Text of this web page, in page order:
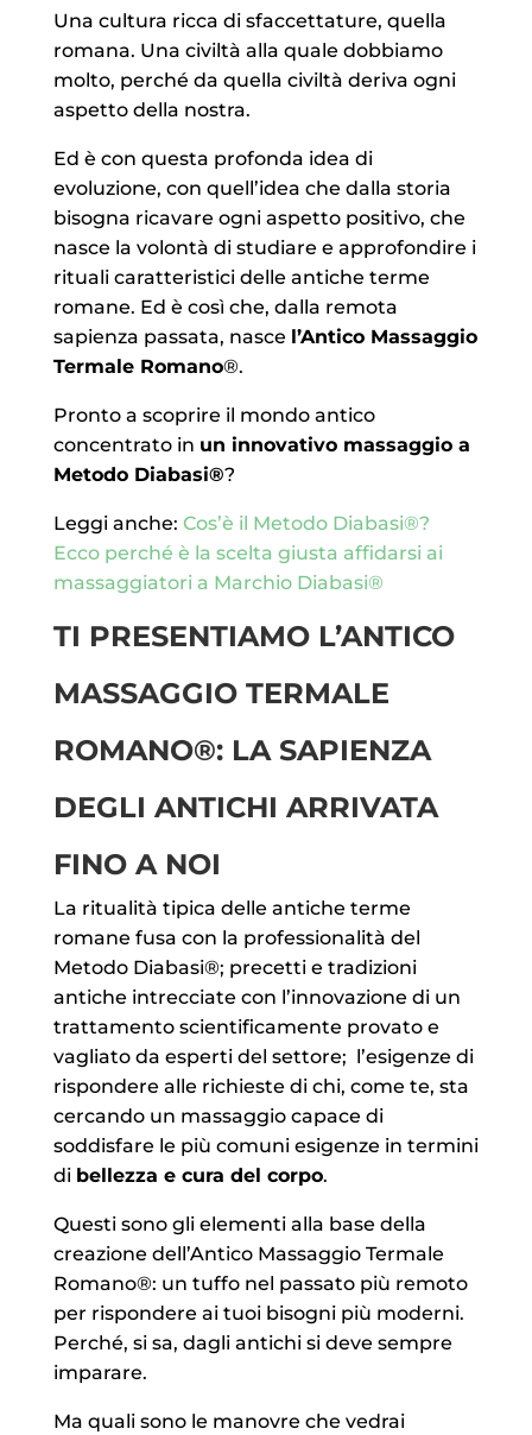
Una cultura ricca di sfaccettature, quella
romana. Una civiltà alla quale dobbiamo
molto, perché da quella civiltà deriva ogni
aspetto della nostra.
Ed è con questa profonda idea di
evoluzione, con quell’idea che dalla storia
bisogna ricavare ogni aspetto positivo, che
nasce la volontà di studiare e approfondire i
rituali caratteristici delle antiche terme
romane. Ed è così che, dalla remota
sapienza passata, nasce l’Antico Massaggio
Termale Romano®.
Pronto a scoprire il mondo antico
concentrato in un innovativo massaggio a
Metodo Diabasi®?
Leggi anche: Cos’è il Metodo Diabasi®?
Ecco perché è la scelta giusta affidarsi ai
massaggiatori a Marchio Diabasi®
TI PRESENTIAMO L’ANTICO
MASSAGGIO TERMALE
ROMANO®: LA SAPIENZA
DEGLI ANTICHI ARRIVATA
FINO A NOI
La ritualità tipica delle antiche terme
romane fusa con la professionalità del
Metodo Diabasi®; precetti e tradizioni
antiche intrecciate con l’innovazione di un
trattamento scientificamente provato e
vagliato da esperti del settore; l’esigenze di
rispondere alle richieste di chi, come te, sta
cercando un massaggio capace di
soddisfare le più comuni esigenze in termini
di bellezza e cura del corpo.
Questi sono gli elementi alla base della
creazione dell’Antico Massaggio Termale
Romano®: un tuffo nel passato più remoto
per rispondere ai tuoi bisogni più moderni.
Perché, si sa, dagli antichi si deve sempre
imparare.
Ma quali sono le manovre che vedrai